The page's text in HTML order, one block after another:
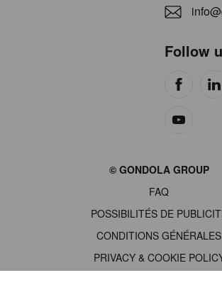
Follow
© GONDOLA GROUP
FAQ
POSSIBILITÉS DE
CONDITIONS GÉNÉRALES
PRIVACY & COOKIE